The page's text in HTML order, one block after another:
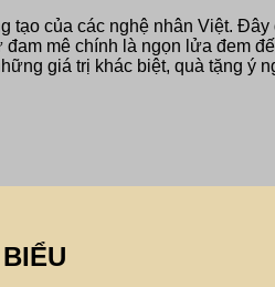
của các nghệ nhân Việt.
mê chính là ngọn lửa đem
giá trị khác biệt, quà tặng ý